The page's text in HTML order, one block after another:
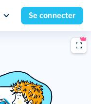
Se connecter